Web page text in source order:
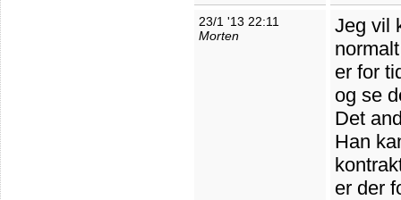
23/1 '13 22:11
Morten
Jeg vil
er for
og se
Det
Han
er der